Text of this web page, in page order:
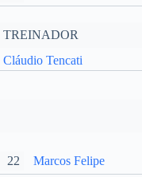
TREINADOR
Cláudio Tencati
22 Marcos Felipe